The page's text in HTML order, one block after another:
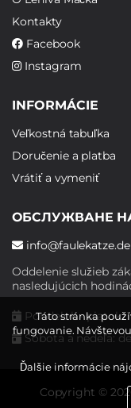
Kontakty
Facebook
Instagram
INFORMÁCIE
Veľkostná tabuľka
Doručenie a platba
Vrátiť a vymeniť
ОБСЛУЖВАНЕ
info@faulekatze.de
Oddelenie služieb
nasledujúcich
Pondelok - piatok:
Sobota a nedeľa:
Copyright ©
Táto stránka
fungovanie.
Ďalšie informácie